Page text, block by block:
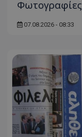
Φωτογραφίες
07.08.2026 - 08:33